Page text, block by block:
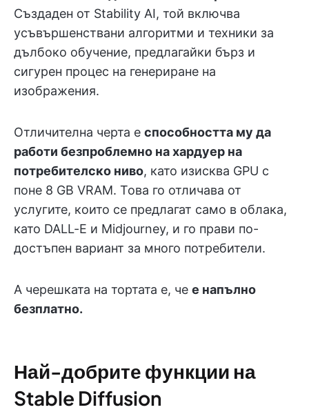
Създаден от Stability AI, той включва
усъвършенствани алгоритми и техники за
дълбоко обучение, предлагайки бърз и
сигурен процес на генериране на
изображения.
Отличителна черта е способността му да
работи безпроблемно на хардуер на
потребителско ниво, като изисква GPU с
поне 8 GB VRAM. Това го отличава от
услугите, които се предлагат само в облака,
като DALL-E и Midjourney, и го прави по-
достъпен вариант за много потребители.
А черешката на тортата е, че е напълно
безплатно.
Най-добрите функции на
Stable Diffusion